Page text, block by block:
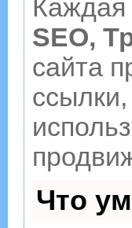
Каждая
SEO,
сайта
Что